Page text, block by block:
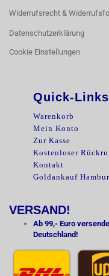
Widerrufsrecht &
Datenschutzerklärung
Cookie Einstellungen
Quick-
Warenkorb
Mein Konto
Zur Kasse
Kostenloser
Kontakt
Goldankauf
VERSAND!
Ab 99,- Euro
Deutschland!